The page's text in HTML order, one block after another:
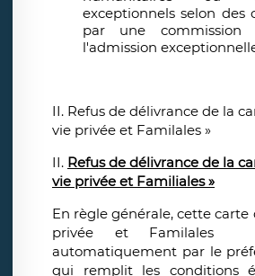
exceptionnels selon des
par une commission
l'admission
II. Refus de délivrance de la
vie privée et Familales »
II. Refus de délivrance de la
vie privée et Familiales »
En règle générale, cette carte
privée et Familales
automatiquement par le
qui remplit les conditions